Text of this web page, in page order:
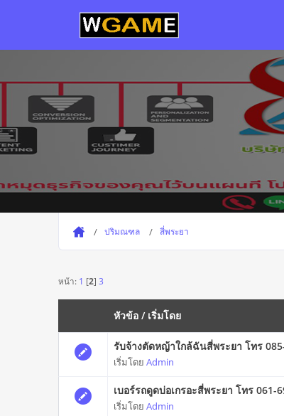
ปริมณฑล สี่พระยา
หน้า: 1 [2] 3
หัวข้อ / เริ่มโดย
รับจ้างตัดหญ้าใกล้ฉันสี่พระยา โทร
เริ่มโดยAdmin
เบอร์รถดูดบ่อเกรอะสี่พระยา โทร 061-
เริ่มโดยAdmin